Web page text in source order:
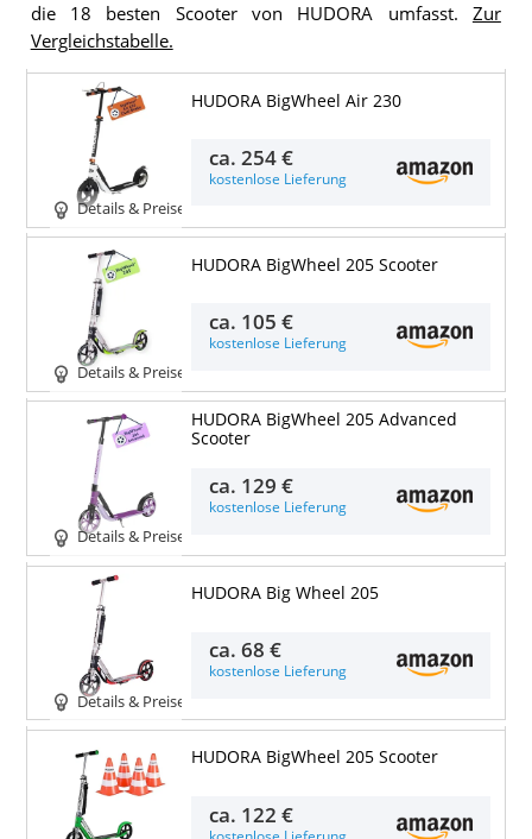
die 18 besten Scooter von HUDORA umfasst. Zur
Vergleichstabelle.
Details & Preise
HUDORA BigWheel Air 230
ca.254 €
kostenlose Lieferung
Details & Preise
HUDORA BigWheel 205 Scooter
ca. 105 €
kostenlose Lieferung
Details & Preise
HUDORA BigWheel 205 Advanced
Scooter
ca. 129 €
kostenlose Lieferung
Details & Preise
HUDORA Big Wheel 205
ca.68 €
kostenlose Lieferung
HUDORA BigWheel 205 Scooter
ca. 122 €